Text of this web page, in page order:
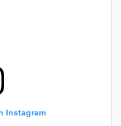
Instagram